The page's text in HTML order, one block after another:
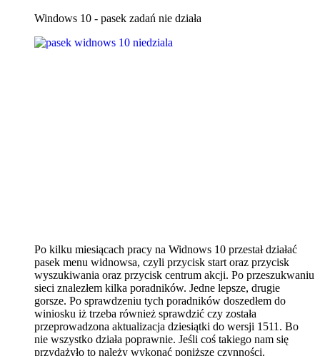
Windows 10 - pasek zadań nie działa
Po kilku miesiącach pracy na Widnows 10 przestał działać
pasek menu widnowsa, czyli przycisk start oraz przycisk
wyszukiwania oraz przycisk centrum akcji. Po przeszukwaniu
sieci znalezłem kilka poradników. Jedne lepsze, drugie
gorsze. Po sprawdzeniu tych poradników doszedłem do
winiosku iż trzeba również sprawdzić czy została
przeprowadzona aktualizacja dziesiątki do wersji 1511. Bo
nie wszystko działa poprawnie. Jeśli coś takiego nam się
przydażyło to należy wykonać poniższe czynności.